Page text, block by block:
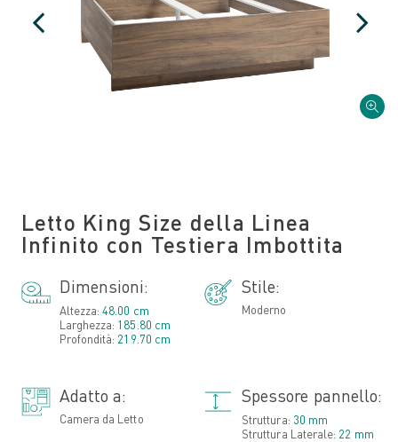
Letto King Size della Linea
Infinito con Testiera Imbottita
Dimensioni:
Altezza:48.00 cm
Larghezza: 185.80 cm
Profondità: 219.70 cm
Stile:
Moderno
Adatto a:
Camera da Letto
Spessore pannello:
Struttura: 30 mm
Struttura Laterale: 22 mm